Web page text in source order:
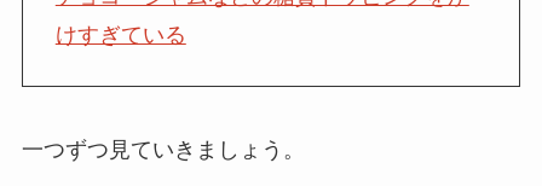
けすぎている
一つずつ見ていきましょう。